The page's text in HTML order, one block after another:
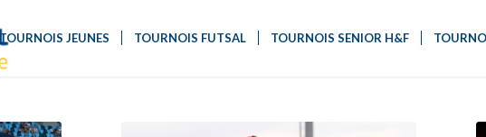
TOURNOIS JEUNES TOURNOIS FUTSAL TOURNOIS SENIOR H&F